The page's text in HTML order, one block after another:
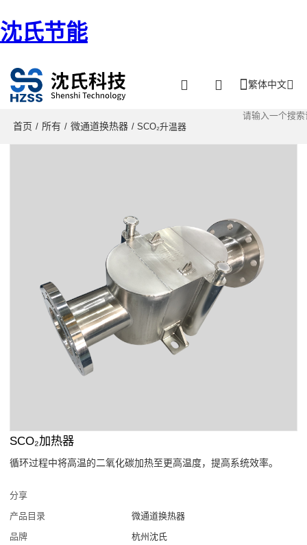
沈氏节能
繁体中文
首页 / 所有 / 微通道换热器 / SCO₂升温器
SCO₂加热器
循环过程中将高温的二氧化碳加热至更高温度，提高系统效率。
分享
产品目录
微通道换热器
品牌
杭州沈氏